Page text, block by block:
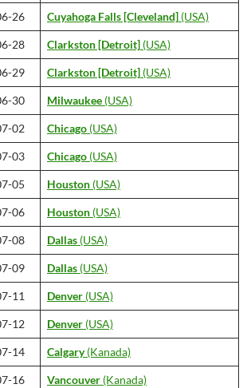
26 Cuyahoga Falls [Cleveland] (USA)
28 Clarkston [Detroit] (USA)
29 Clarkston [Detroit] (USA)
30 Milwaukee (USA)
02 Chicago (USA)
03 Chicago (USA)
05 Houston (USA)
06 Houston (USA)
08 Dallas (USA)
09 Dallas (USA)
11 Denver (USA)
12 Denver (USA)
14 Calgary(Kanada)
16 Vancouver (Kanada)